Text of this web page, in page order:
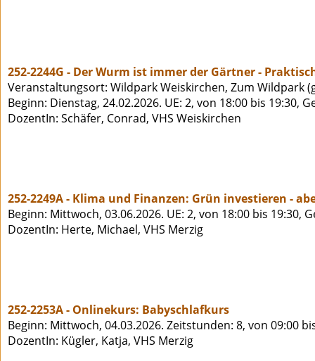
252-2244G - Der Wurm ist immer der Gärtner -
Veranstaltungsort: Wildpark Weiskirchen, Zum Wildpark
Beginn: Dienstag, 24.02.2026. UE: 2, von 18:00 bis 19:30,
DozentIn: Schäfer, Conrad, VHS Weiskirchen
252-2249A - Klima und Finanzen: Grün investieren -
Beginn: Mittwoch, 03.06.2026. UE: 2, von 18:00 bis 19:30,
DozentIn: Herte, Michael, VHS Merzig
252-2253A - Onlinekurs: Babyschlafkurs
Beginn: Mittwoch, 04.03.2026. Zeitstunden: 8, von 09:00
DozentIn: Kügler, Katja, VHS Merzig